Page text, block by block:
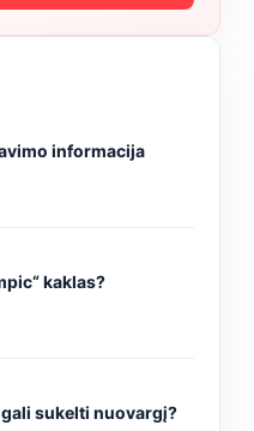
informacija
kaklas?
gali sukelti nuovargį?